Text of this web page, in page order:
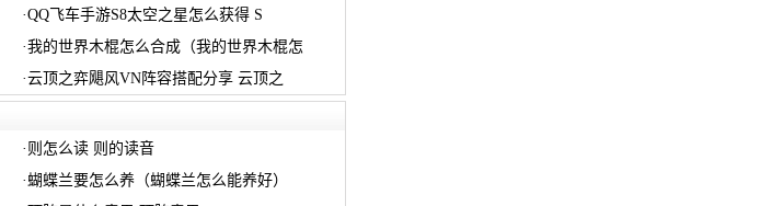
·QQ飞车手游S8太空之星怎么获得 S
·我的世界木棍怎么合成（我的世界木棍怎
·云顶之弈飓风VN阵容搭配分享 云顶之
· 则怎么读 则的读音
·蝴蝶兰要怎么养（蝴蝶兰怎么能养好）